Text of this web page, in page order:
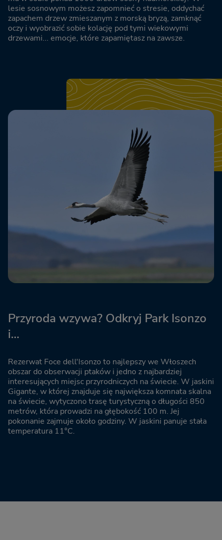
lesie sosnowym możesz zapomnieć o stresie, oddychać
zapachem drzew zmieszanym z morską bryzą, zamknąć
oczy i wyobrazić sobie kolację pod tymi wiekowymi
drzewami... emocje, które zapamiętasz na zawsze.
Przyroda wzywa? Odkryj Park Isonzo
i…
Rezerwat Foce dell'Isonzo to najlepszy we Włoszech
obszar do obserwacji ptaków i jedno z najbardziej
interesujących miejsc przyrodniczych na świecie. W jaskini
Gigante, w której znajduje się największa komnata skalna
na świecie, wytyczono trasę turystyczną o długości 850
metrów, która prowadzi na głębokość 100 m. Jej
pokonanie zajmuje około godziny. W jaskini panuje stała
temperatura 11°C.